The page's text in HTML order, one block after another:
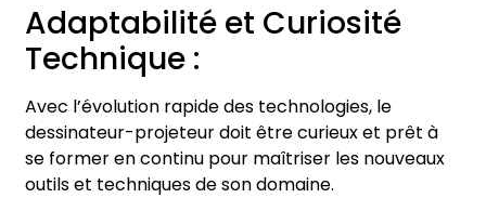
Adaptabilité et Curiosité
Technique :
Avec l’évolution rapide des technologies, le
dessinateur-projeteur doit être curieux et prêt à
se former en continu pour maîtriser les nouveaux
outils et techniques de son domaine.